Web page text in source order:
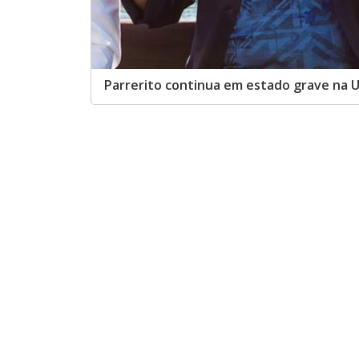
Parrerito continua em estado grave na